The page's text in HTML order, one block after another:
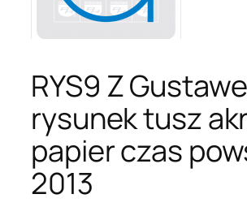
RYS9 Z
rysunek tusz
papier czas
2013